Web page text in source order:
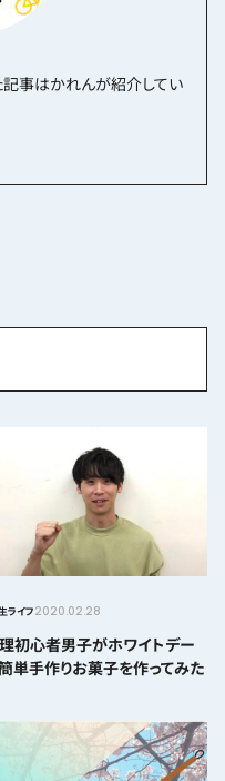
事はかれんが紹介してい
ライフ2020.02.28
初心者男子がホワイトデー
単手作りお菓子を作ってみた